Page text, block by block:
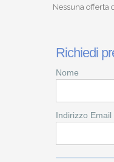
Nessuna offerta
Richiedi
Nome
Indirizzo Email